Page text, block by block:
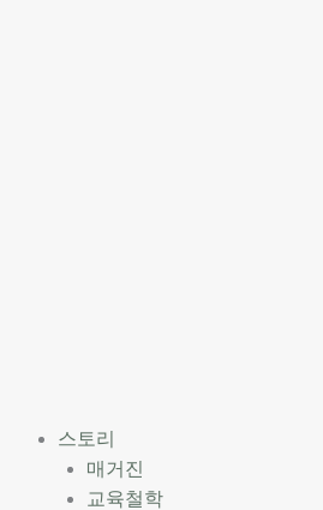
스토리
매거진
교육철학